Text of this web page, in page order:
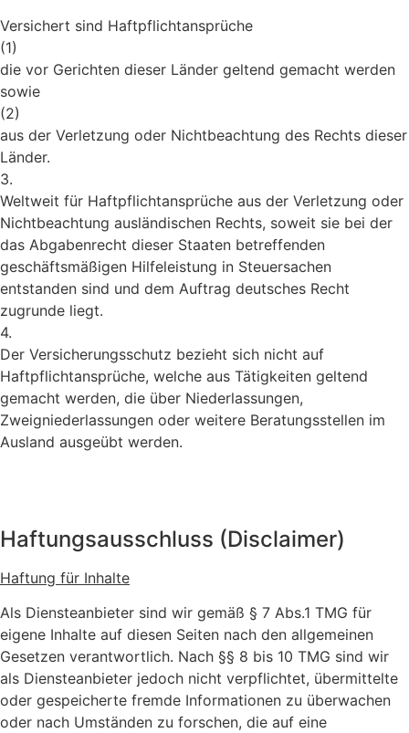
Versichert sind Haftpflichtansprüche
(1)
die vor Gerichten dieser Länder geltend gemacht werden
sowie
(2)
aus der Verletzung oder Nichtbeachtung des Rechts dieser
Länder.
3.
Weltweit für Haftpflichtansprüche aus der Verletzung oder
Nichtbeachtung ausländischen Rechts, soweit sie bei der
das Abgabenrecht dieser Staaten betreffenden
geschäftsmäßigen Hilfeleistung in Steuersachen
entstanden sind und dem Auftrag deutsches Recht
zugrunde liegt.
4.
Der Versicherungsschutz bezieht sich nicht auf
Haftpflichtansprüche, welche aus Tätigkeiten geltend
gemacht werden, die über Niederlassungen,
Zweigniederlassungen oder weitere Beratungsstellen im
Ausland ausgeübt werden.
Haftungsausschluss (Disclaimer)
Haftung für Inhalte
Als Diensteanbieter sind wir gemäß § 7 Abs.1 TMG für
eigene Inhalte auf diesen Seiten nach den allgemeinen
Gesetzen verantwortlich. Nach §§ 8 bis 10 TMG sind wir
als Diensteanbieter jedoch nicht verpflichtet, übermittelte
oder gespeicherte fremde Informationen zu überwachen
oder nach Umständen zu forschen, die auf eine